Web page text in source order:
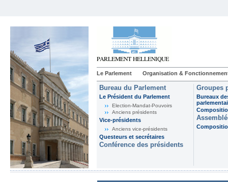
Le Parlement Organisation &
Bureau du Parlement
Le Président du Parlement
Election-Mandat-Pouvoirs
Anciens présidents
Vice-présidents
Anciens vice-présidents
Questeurs et secrétaires
Conférence des présidents
Groupes
Bureaux